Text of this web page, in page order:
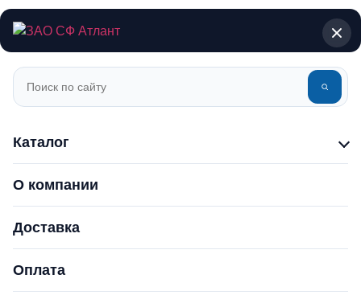
Каталог
О компании
Доставка
Оплата